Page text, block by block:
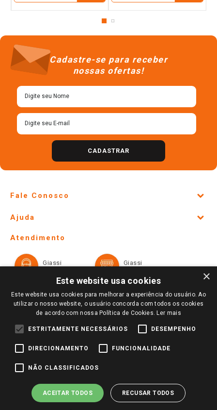
Cadastre-se para receber
nossas ofertas!
CADASTRAR
Fale Conosco
Lojas Físicas e Horários
Ofertas
Televendas
Notícias
Perguntas frequentes
Identidade Visual
Ajuda
Formas de Pagamento
Trocas e Devoluções
Atendimento
Giassi
Giassi
Redes Sociais
Pagamento e Segurança
×
Este website usa cookies
Este website usa cookies para melhorar a experiência do usuário. Ao
utilizar o nosso website, o usuário concorda com todos os cookies
de acordo com nossa Política de Cookies. Ler mais
ESTRITAMENTE NECESSÁRIOS DESEMPENHO
DIRECIONAMENTO FUNCIONALIDADE
NÃO CLASSIFICADOS
ACEITAR TODOS RECUSAR TODOS